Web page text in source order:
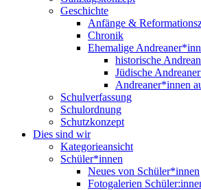
Geschichte
Anfänge &
Chronik
Ehemalige
historische
Jüdische
Andreaner*innen
Schulverfassung
Schulordnung
Schutzkonzept
Dies sind wir
Kategorieansicht
Schüler*innen
Neues von Schüler*innen
Fotogalerien